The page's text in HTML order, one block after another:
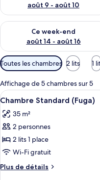
août 9 - août 10
Ce week-end
août 14 - août 16
Vérifier la disponibilité pour
Filtres
disponibles
pour
les
chambres
Toutes les chambres 2 lits 1
Affichage de 5 chambres sur 5
Afficher
toutes
les
photos
pour
ce
type
de
3
Chambre Standard (Fuga)
35 m²
2 personnes
2 lits 1 place
Wi-Fi gratuit
Plus de détails
Plus